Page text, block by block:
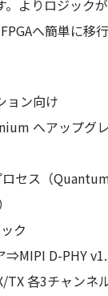
。よりロジック
へ簡単に移行
ョン向け
へアップグ
セス（
ク
⇒MIPI D-PHY
各3チャンネル